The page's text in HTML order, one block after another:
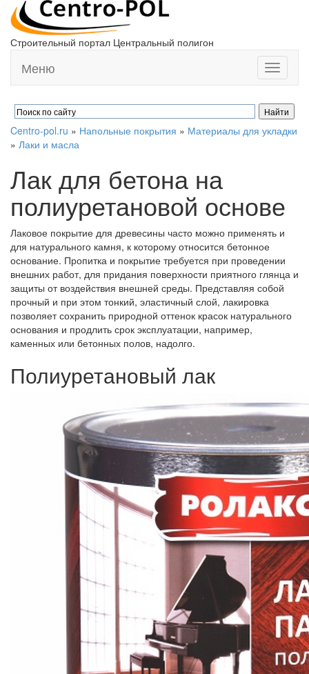
Строительный портал Центральный полигон
Toggle
Меню
Centro-pol.ru » Напольные покрытия » Материалы для укладки
» Лаки и масла
Лак для бетона на
полиуретановой основе
Лаковое покрытие для древесины часто можно применять и
для натурального камня, к которому относится бетонное
основание. Пропитка и покрытие требуется при проведении
внешних работ, для придания поверхности приятного глянца и
защиты от воздействия внешней среды. Представляя собой
прочный и при этом тонкий, эластичный слой, лакировка
позволяет сохранить природной оттенок красок натурального
основания и продлить срок эксплуатации, например,
каменных или бетонных полов, надолго.
Полиуретановый лак